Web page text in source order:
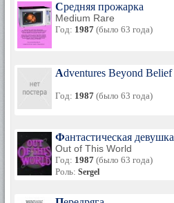
Средняя прожарка
Medium Rare
Год: 1987 (было 63 года)
Adventures Beyond Belief
Год: 1987 (было 63 года)
Фантастическая девушка
Out of This World
Год: 1987 (было 63 года)
Роль: Sergel